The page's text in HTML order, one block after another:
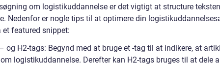
om logistikuddannelse er det vigtigt at structure
Nedenfor er nogle tips til at optimere din
et featured snippet:
og H2-tags: Begynd med at bruge et -tag til at indikere, at
logistikuddannelse. Derefter kan H2-tags bruges til at dele